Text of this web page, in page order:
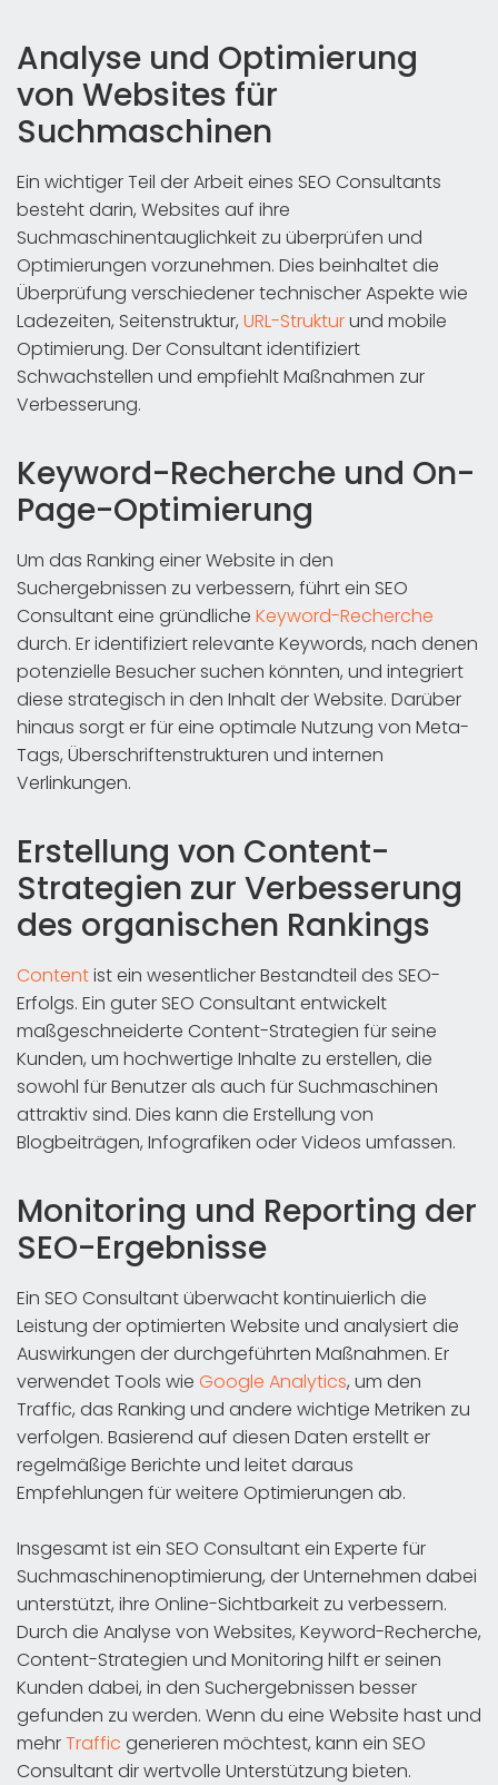
Analyse und Optimierung
von Websites für
Suchmaschinen
Ein wichtiger Teil der Arbeit eines SEO Consultants
besteht darin, Websites auf ihre
Suchmaschinentauglichkeit zu überprüfen und
Optimierungen vorzunehmen. Dies beinhaltet die
Überprüfung verschiedener technischer Aspekte wie
Ladezeiten, Seitenstruktur, URL-Strukturund mobile
Optimierung. Der Consultant identifiziert
Schwachstellen und empfiehlt Maßnahmen zur
Verbesserung.
Keyword-Recherche und On-
Page-Optimierung
Um das Ranking einer Website in den
Suchergebnissen zu verbessern, führt ein SEO
Consultant eine gründliche Keyword-Recherche
durch. Er identifiziert relevante Keywords, nach denen
potenzielle Besucher suchen könnten, und integriert
diese strategisch in den Inhalt der Website. Darüber
hinaus sorgt er für eine optimale Nutzung von Meta-
Tags, Überschriftenstrukturen und internen
Verlinkungen.
Erstellung von Content-
Strategien zur Verbesserung
des organischen Rankings
Contentist ein wesentlicher Bestandteil des SEO-
Erfolgs. Ein guter SEO Consultant entwickelt
maßgeschneiderte Content-Strategien für seine
Kunden, um hochwertige Inhalte zu erstellen, die
sowohl für Benutzer als auch für Suchmaschinen
attraktiv sind. Dies kann die Erstellung von
Blogbeiträgen, Infografiken oder Videos umfassen.
Monitoring und Reporting der
SEO-Ergebnisse
Ein SEO Consultant überwacht kontinuierlich die
Leistung der optimierten Website und analysiert die
Auswirkungen der durchgeführten Maßnahmen. Er
verwendet Tools wie Google Analytics, um den
Traffic, das Ranking und andere wichtige Metriken zu
verfolgen. Basierend auf diesen Daten erstellt er
regelmäßige Berichte und leitet daraus
Empfehlungen für weitere Optimierungen ab.
Insgesamt ist ein SEO Consultant ein Experte für
Suchmaschinenoptimierung, der Unternehmen dabei
unterstützt, ihre Online-Sichtbarkeit zu verbessern.
Durch die Analyse von Websites, Keyword-Recherche,
Content-Strategien und Monitoring hilft er seinen
Kunden dabei, in den Suchergebnissen besser
gefunden zu werden. Wenn du eine Website hast und
mehrTraffic generieren möchtest, kann ein SEO
Consultant dir wertvolle Unterstützung bieten.